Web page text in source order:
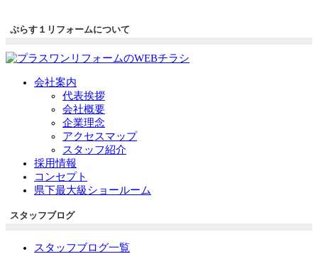
ぷらす１リフォームについて
会社案内
代表挨拶
会社概要
企業理念
アクセスマップ
スタッフ紹介
採用情報
コンセプト
県下最大級ショールーム
スタッフブログ
スタッフブログ一覧